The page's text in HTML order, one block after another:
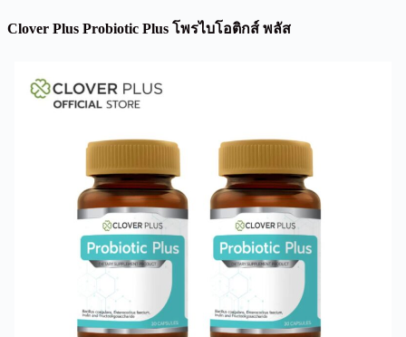
Clover Plus Probiotic Plus โพรไบโอติกส์ พลัส